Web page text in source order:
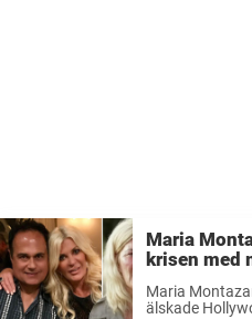
Maria
krisen med
Maria
älskade